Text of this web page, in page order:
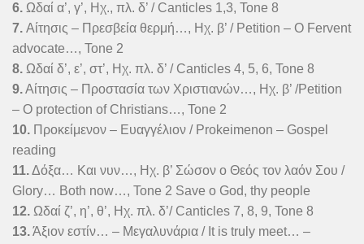
6. Ωδαί α’, γ’, Ηχ., πλ. δ’ / Canticles 1,3, Tone 8
7. Αίτησις – Πρεσβεία θερμή…, Ηχ. β’ / Petition – O Fervent
advocate…, Tone 2
8. Ωδαί δ’, ε’, στ’, Ηχ. πλ. δ’ / Canticles 4, 5, 6, Tone 8
9.Αίτησις – Προστασία των Χριστιανών…, Ηχ. β’ /Petition
– O protection of Christians…, Tone 2
10. Προκείμενον – Ευαγγέλιον / Prokeimenon – Gospel
reading
11.Δόξα… Και νυν…, Ηχ. β’ Σώσον ο Θεός τον λαόν Σου /
Glory… Both now…, Tone 2 Save o God, thy people
12. Ωδαί ζ’, η’, θ’, Ηχ. πλ. δ’/ Canticles 7, 8, 9, Tone 8
13.Άξιον εστίν… – Μεγαλυνάρια / It is truly meet… –